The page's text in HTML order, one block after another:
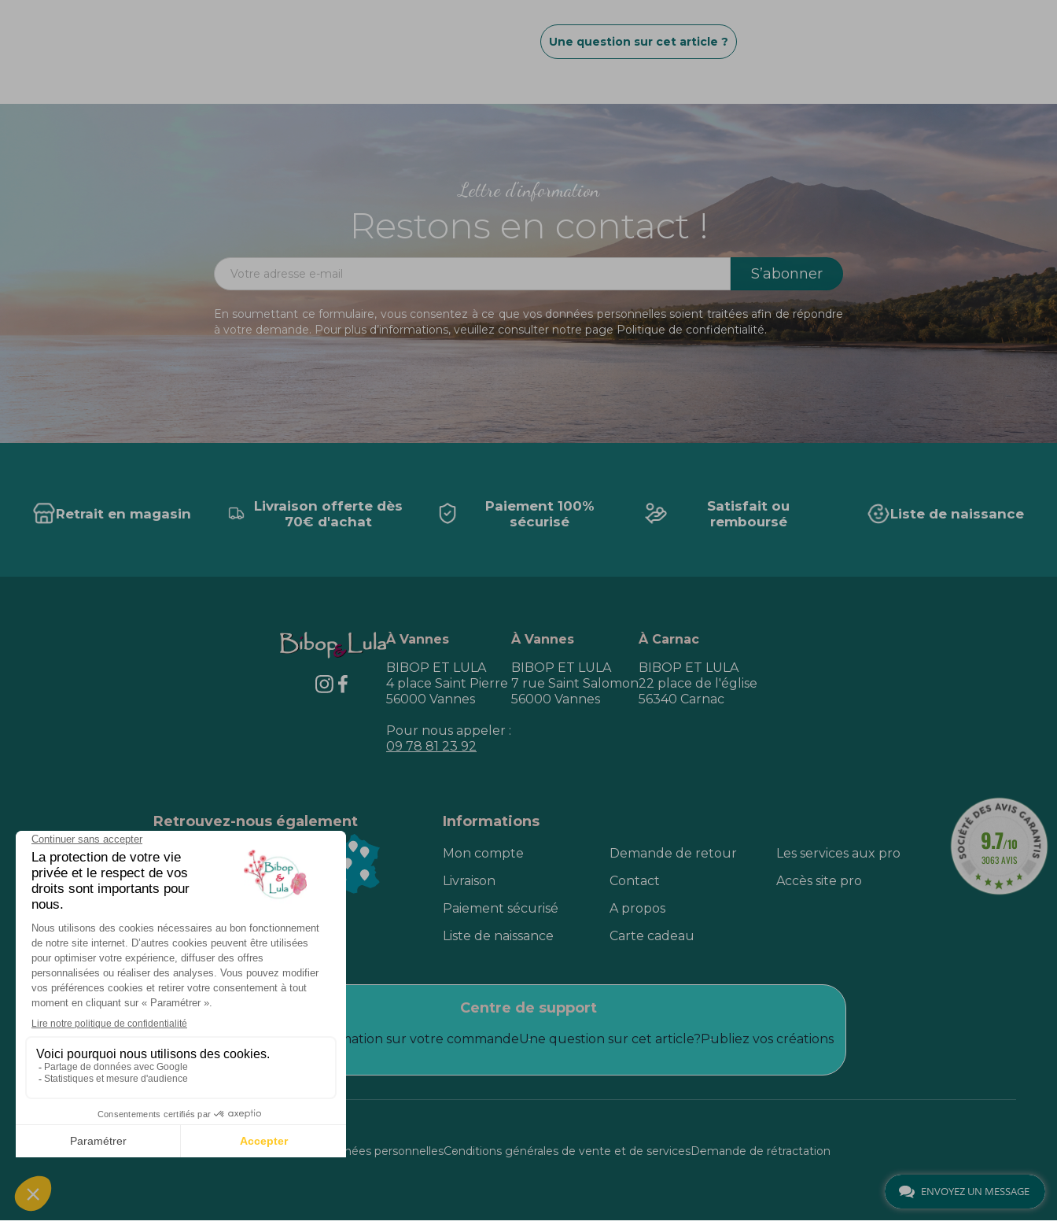
Une question sur cet article ?
Lettre d'information
Restons en contact !
En soumettant ce formulaire, vous consentez à ce que vos données personnelles soient traitées afin de répondre
à votre demande. Pour plus d’informations, veuillez consulter notre pagePolitique de confidentialité.
Retrait en magasin
Livraison offerte dès
70€ d'achat
Paiement 100%
sécurisé
Satisfait ou
remboursé
Liste de naissance
À Vannes
BIBOP ET LULA
4 place Saint Pierre
56000 Vannes
Pour nous appeler :
09 78 81 23 92
À Vannes
BIBOP ET LULA
7 rue Saint Salomon
56000 Vannes
À Carnac
BIBOP ET LULA
22 place de l'église
56340 Carnac
Retrouvez-nous également
Nos magasins
Chez nos revendeurs
Informations
Mon compte
Livraison
Paiement sécurisé
Liste de naissance
Demande de retour
Contact
A propos
Carte cadeau
Les services aux pro
Accès site pro
centre de support
Information sur votre commandeUne question sur cet article?Publiez vos créations
Mentions légales Données personnellesConditions générales de vente et de servicesDemande de rétractation
ENVOYEZ UN MESSAGE
9.7/10
3063 AVIS